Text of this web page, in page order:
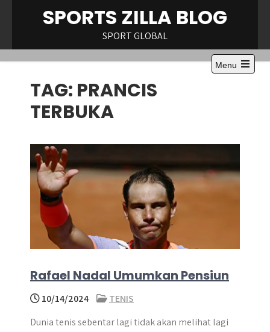
SPORTS ZILLA BLOG
SPORT GLOBAL
Menu
Open
TAG: PRANCIS
TERBUKA
Rafael Nadal Umumkan Pensiun
10/14/2024
TENIS
Dunia tenis sebentar lagi tidak akan melihat lagi